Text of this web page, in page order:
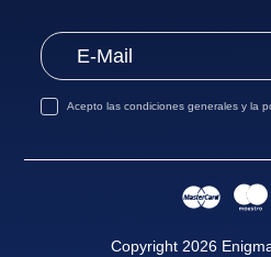
Acepto lascondiciones generales y la
Copyright 2026